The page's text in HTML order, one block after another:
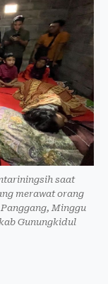
saat
merawat orang
Minggu
Gunungkidul